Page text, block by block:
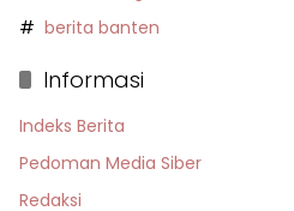
berita banten
Informasi
Indeks Berita
Pedoman Media Siber
Redaksi